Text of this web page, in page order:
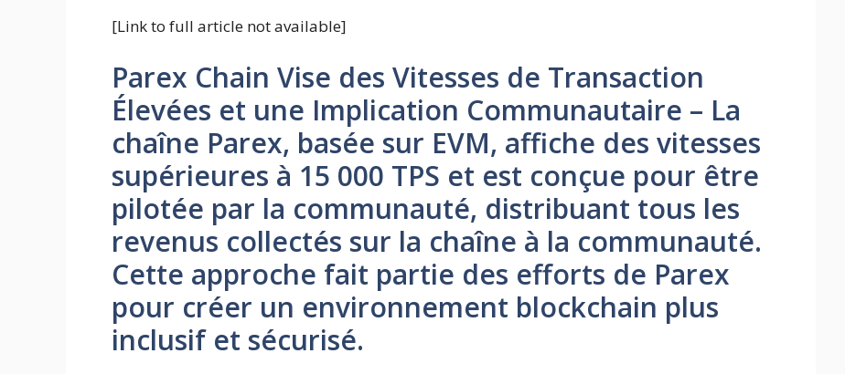
[Link to full article not available]
Parex Chain Vise des Vitesses de Transaction
Élevées et une Implication Communautaire – La
chaîne Parex, basée sur EVM, affiche des vitesses
supérieures à 15 000 TPS et est conçue pour être
pilotée par la communauté, distribuant tous les
revenus collectés sur la chaîne à la communauté.
Cette approche fait partie des efforts de Parex
pour créer un environnement blockchain plus
inclusif et sécurisé.